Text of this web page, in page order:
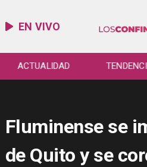
EN VIVO
ACTUALIDAD
Fluminense se
de Quito y se